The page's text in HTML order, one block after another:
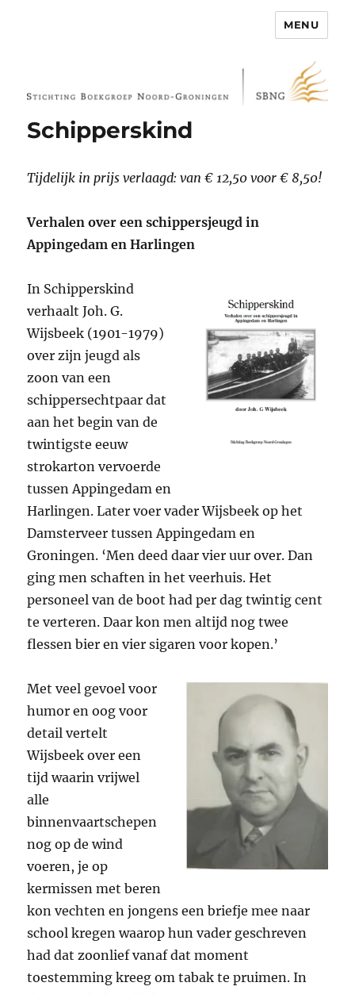
Stichting Boekgroep Noord-
MENU
Schipperskind
Tijdelijk in prijs verlaagd: van € 12,50 voor € 8,50!
Verhalen over een schippersjeugdin
Appingedam en Harlingen
In Schipperskind
verhaalt Joh. G.
Wijsbeek (1901-1979)
over zijn jeugd als
zoon van een
schippersechtpaar dat
aan het begin van de
twintigste eeuw
strokarton vervoerde
tussen Appingedam en
Harlingen. Later voer vader Wijsbeek op het
Damsterveer tussen Appingedam en
Groningen. ‘Men deed daar vier uur over. Dan
ging men schaften in het veerhuis. Het
personeel van de boot had per dag twintig cent
te verteren. Daar kon men altijd nog twee
flessen bier en vier sigaren voor kopen.’
Met veel gevoel voor
humor en oog voor
detail vertelt
Wijsbeek over een
tijd waarin vrijwel
alle
binnenvaartschepen
nog op de wind
voeren, je op
kermissen met beren
kon vechten en jongens een briefje mee naar
school kregen waarop hun vader geschreven
had dat zoonlief vanaf dat moment
toestemming kreeg om tabak te pruimen. In